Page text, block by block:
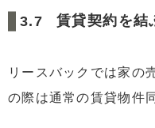
賃貸契約を結
リースバックでは家の
の際は通常の賃貸物件